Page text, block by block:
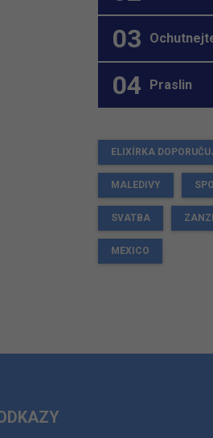
Praslin
ELIXÍRKA
MALEDIVY
SVATBA
MEXICO